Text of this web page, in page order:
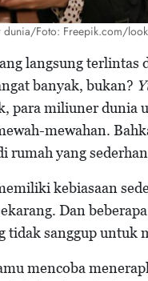
dunia/Foto: Freepik.com/
langsung terlintas
banyak, bukan?
para miliuner dunia
mewahan.
rumah yang
kebiasaan
Dan
tidak sanggup untuk
mencoba